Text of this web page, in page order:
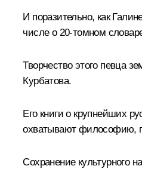
И поразительно, как
числе о 20‑томном
Творчество этого певца
Курбатова.
Его книги о крупнейших
охватывают философию,
Сохранение культурного